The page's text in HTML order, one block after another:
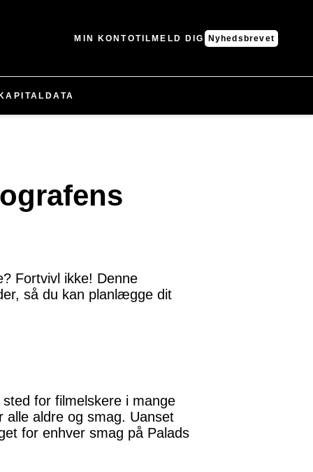
MIN KONTOTILMELD DIG Nyhedsbrevet
DATA
Fortvivl ikke! Denne
så du kan planlægge dit
for filmelskere i mange
alle aldre og smag. Uanset
for enhver smag på Palads